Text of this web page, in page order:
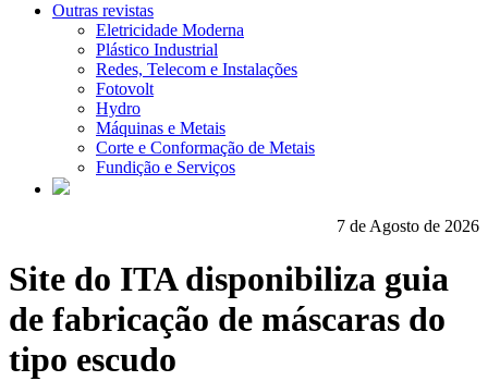
Outras revistas
Eletricidade Moderna
Plástico Industrial
Redes, Telecom e Instalações
Fotovolt
Hydro
Máquinas e Metais
Corte e Conformação de Metais
Fundição e Serviços
7 de Agosto de 2026
Site do ITA disponibiliza guia
de fabricação de máscaras do
tipo escudo